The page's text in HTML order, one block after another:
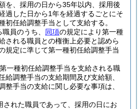
を、採用の日から35年以内、採用後
過した日から1年を経過するごとにそ
初任給調整手当として支給する。
員のうち、 同項の規定により第一種
される職員との権衡上必要と認めら
規定に準じて第一種初任給調整手当
一種初任給調整手当を支給される職
給調整手当の支給期間及び支給額、
整手当の支給に関し必要な事項は、
された職員であって、採用の日にお